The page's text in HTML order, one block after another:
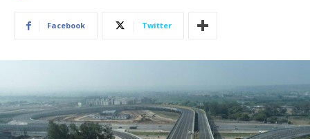
Facebook Twitter